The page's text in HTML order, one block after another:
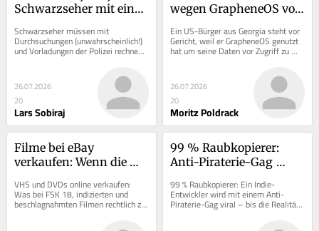
Schwarzseher mit einer
Schwarzseher müssen mit
Durchsuchungen (unwahrscheinlich!)
und Vorladungen der Polizei rechnen,
mit Haft bei der ersten Verurteilung
26.07.2026
20
Lars Sobiraj
wegen GrapheneOS vor
Ein US-Bürger aus Georgia steht vor
Gericht, weil er GrapheneOS genutzt
hat um seine Daten vor Zugriff zu
26.07.2026
20
Moritz Poldrack
Filme bei eBay
verkaufen: Wenn die
Rechtsrisiko wird
VHS und DVDs online verkaufen:
Was bei FSK 18, indizierten und
beschlagnahmten Filmen rechtlich zu
beachten ist.
99 % Raubkopierer:
Anti-Piraterie-Gag
Verkaufsexplosion
99 % Raubkopierer: Ein Indie-
Entwickler wird mit einem Anti-
Piraterie-Gag viral – bis die Realität